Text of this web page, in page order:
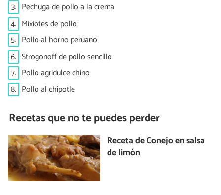
3. Pechuga de pollo a la crema
4. Mixiotes de pollo
5. Pollo al horno peruano
6. Strogonoff de pollo sencillo
7. Pollo agridulce chino
8. Pollo al chipotle
Recetas que no te puedes perder
Receta de Conejo en salsa
de limón